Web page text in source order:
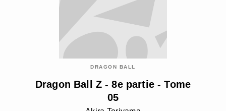
DRAGON BALL
Dragon Ball Z - 8e partie - Tome
05